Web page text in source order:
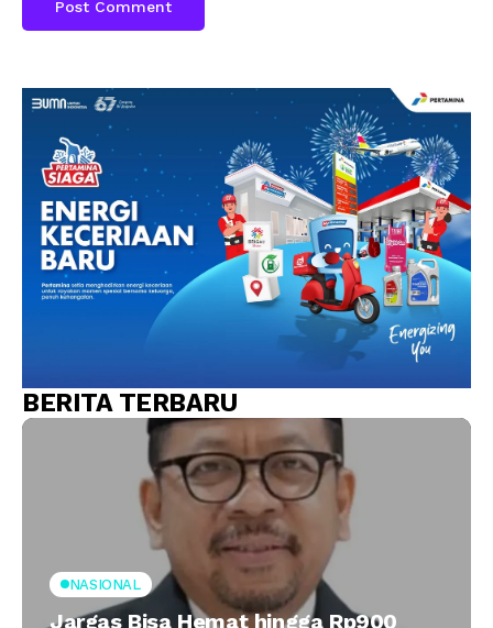
BERITA TERBARU
NASIONAL
Jargas Bisa Hemat hingga Rp900